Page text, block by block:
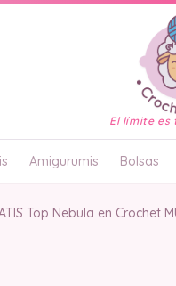
El límite es
Amigurumis Bolsas
Top Nebula en Crochet